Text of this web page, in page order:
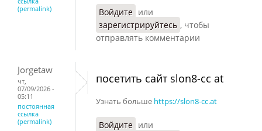
(permalink)
Войдите или
зарегистрируйтесь , чтобы
отправлять комментарии
Jorgetaw
чт,
07/09/2026 -
05:11
постоянная
ссылка
(permalink)
посетить сайт slon8-cc at
Узнать больше https://slon8-cc.at
Войдите или